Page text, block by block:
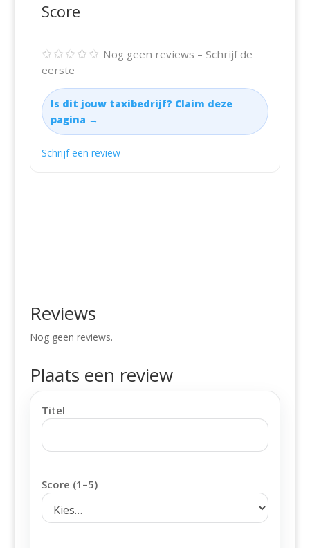
Score
✩✩✩✩✩ Nog geen reviews – Schrijf de
eerste
Is dit jouw taxibedrijf? Claim deze
pagina →
Schrijf een review
Reviews
Nog geen reviews.
Plaats een review
Titel
Score (1–5)